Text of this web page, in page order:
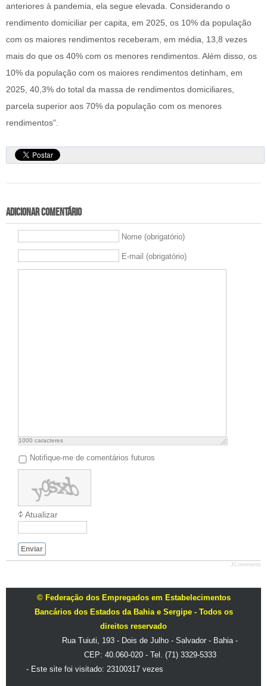
anteriores à pandemia, ela segue elevada. Considerando o
rendimento domiciliar per capita, em 2025, os 10% da população
com os maiores rendimentos receberam, em média, 13,8 vezes
mais do que os 40% com os menores rendimentos. Além disso, os
10% da população com os maiores rendimentos detinham, em
2025, 40,3% do total da massa de rendimentos domiciliares,
parcela superior aos 70% da população com os menores
rendimentos”.
Adicionar comentário
Nome (obrigatório)
E-mail (obrigatório)
1000 caracteres
Notifique-me de comentários futuros
Atualizar
Enviar
JComments
© Federação dos Empregados em Estabelecimentos
Bancários dos Estados da Bahia e Sergipe - Todos os
direitos reservado
Rua Tuiuti, 193 - Dois de Julho - Salvador - Bahia -
CEP: 40.060-020 - Tel. (71) 3329-5333
- Este site foi visitado: 23100317 vezes